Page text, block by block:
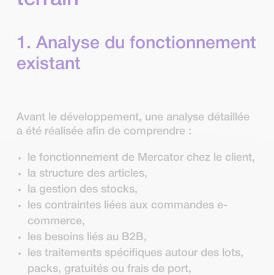
1. Analyse du fonctionnement
existant
Avant le développement, une analyse détaillée
a été réalisée afin de comprendre :
le fonctionnement de Mercator chez le client,
la structure des articles,
la gestion des stocks,
les contraintes liées aux commandes e-
commerce,
les besoins liés au B2B,
les traitements spécifiques autour des lots,
packs, gratuités ou frais de port,